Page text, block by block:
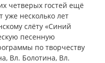
четверых гостей ещё
уже несколько лет
слёту «Синий
песенную
по творчеству
Вл. Болотина, Вл.